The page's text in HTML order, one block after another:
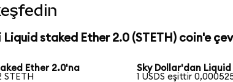
staked Ether 2.0 (STETH) coin'e
Ether 2.0'na
STETH
Sky Dollar'dan
1 USDS eşittir